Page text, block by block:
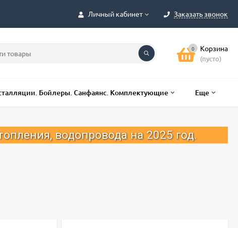
Личный кабинет Заказать звонок
0 Корзина
(пусто)
Бойлеры. Санфаянс. Комплектующие Еще
на 2025 год.